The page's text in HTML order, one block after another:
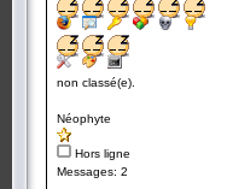
non classé(e).
Néophyte
Hors ligne
Messages: 2